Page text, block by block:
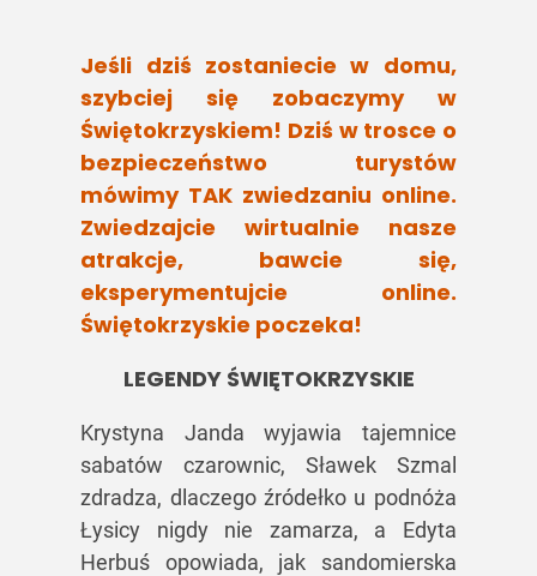
Jeśli dziś zostaniecie w domu,
szybciej się zobaczymy w
Świętokrzyskiem! Dziś w trosce o
bezpieczeństwo turystów
mówimy TAK zwiedzaniu online.
Zwiedzajcie wirtualnie nasze
atrakcje, bawcie się,
eksperymentujcie online.
Świętokrzyskie poczeka!
LEGENDY ŚWIĘTOKRZYSKIE
Krystyna Janda wyjawia tajemnice
sabatów czarownic, Sławek Szmal
zdradza, dlaczego źródełko u podnóża
Łysicy nigdy nie zamarza, a Edyta
Herbuś opowiada, jak sandomierska